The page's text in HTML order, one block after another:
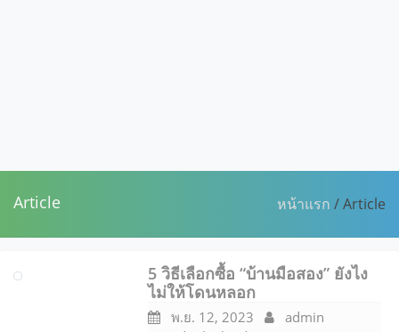
Article หน้าแรก / Article
5 วิธีเลือกซื้อ “บ้านมือสอง” ยังไง
ไม่ให้โดนหลอก
พ.ย. 12, 2023
admin